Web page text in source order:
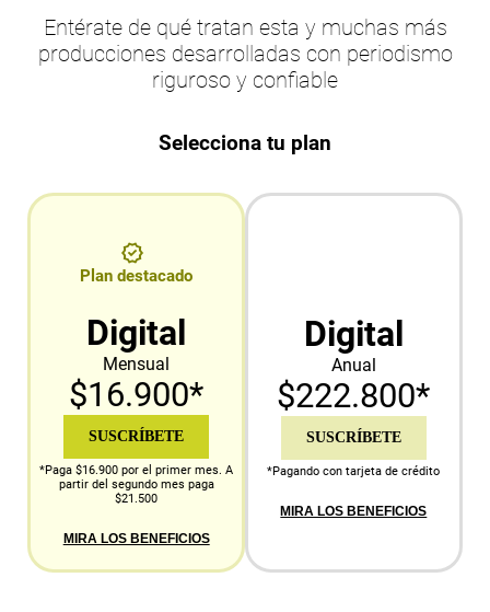
Entérate de qué tratan esta y muchas más
producciones desarrolladas con periodismo
riguroso y confiable
Selecciona tu plan
Plan destacado
Digital
Mensual
$16.900*
SUSCRÍBETE
*Paga $16.900 por el primer mes. A
partir del segundo mes paga
$21.500
MIRA LOS BENEFICIOS
Digital
Anual
$222.800*
SUSCRÍBETE
*Pagando con tarjeta de crédito
MIRA LOS BENEFICIOS